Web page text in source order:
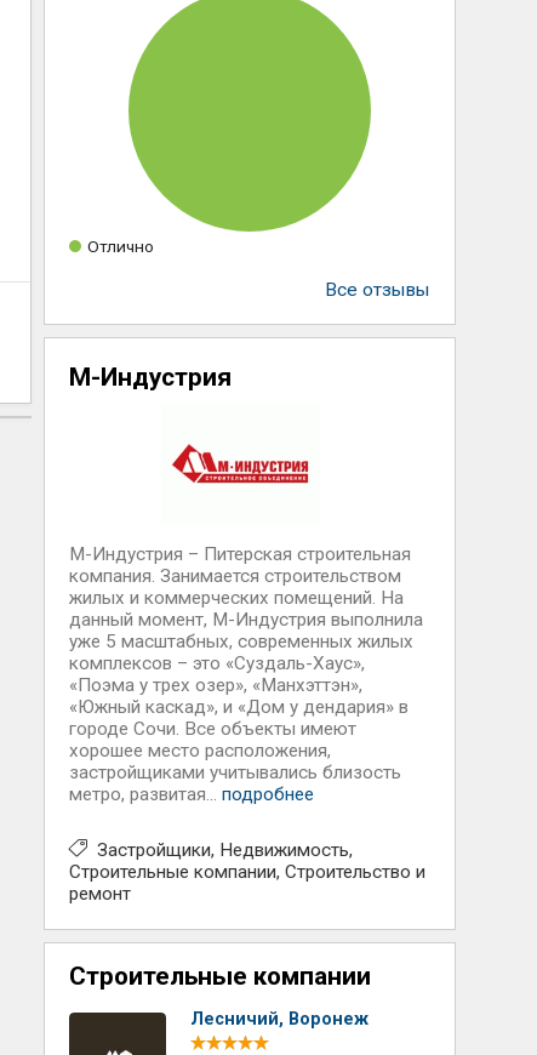
Отлично
Все отзывы
М-Индустрия
М-Индустрия – Питерская строительная
компания. Занимается строительством
жилых и коммерческих помещений. На
данный момент, М-Индустрия выполнила
уже 5 масштабных, современных жилых
комплексов – это «Суздаль-Хаус»,
«Поэма у трех озер», «Манхэттэн»,
«Южный каскад», и «Дом у дендария» в
городе Сочи. Все объекты имеют
хорошее место расположения,
застройщиками учитывались близость
метро, развитая... подробнее
Застройщики Недвижимость
Строительные компании Строительство и
ремонт
Строительные компании
Лесничий, Воронеж